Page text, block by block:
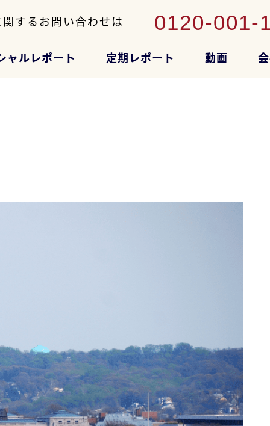
関するお問い合わせは 0120-001-
ャルレポート 定期レポート 動画